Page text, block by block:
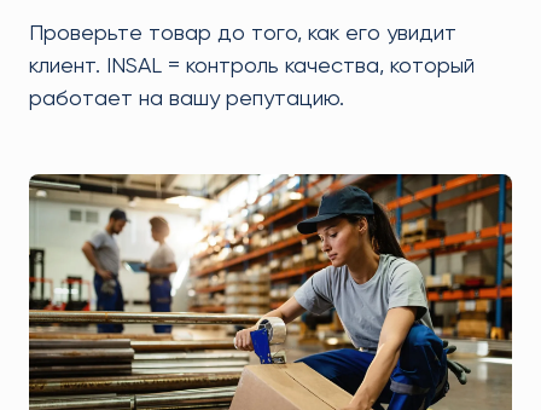
Проверьте товар до того, как его увидит
клиент. INSAL = контроль качества, который
работает на вашу репутацию.